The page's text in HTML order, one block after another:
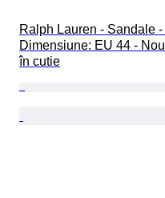
Ralph Lauren - Sandale -
Dimensiune: EU 44 - Nou
în cutie